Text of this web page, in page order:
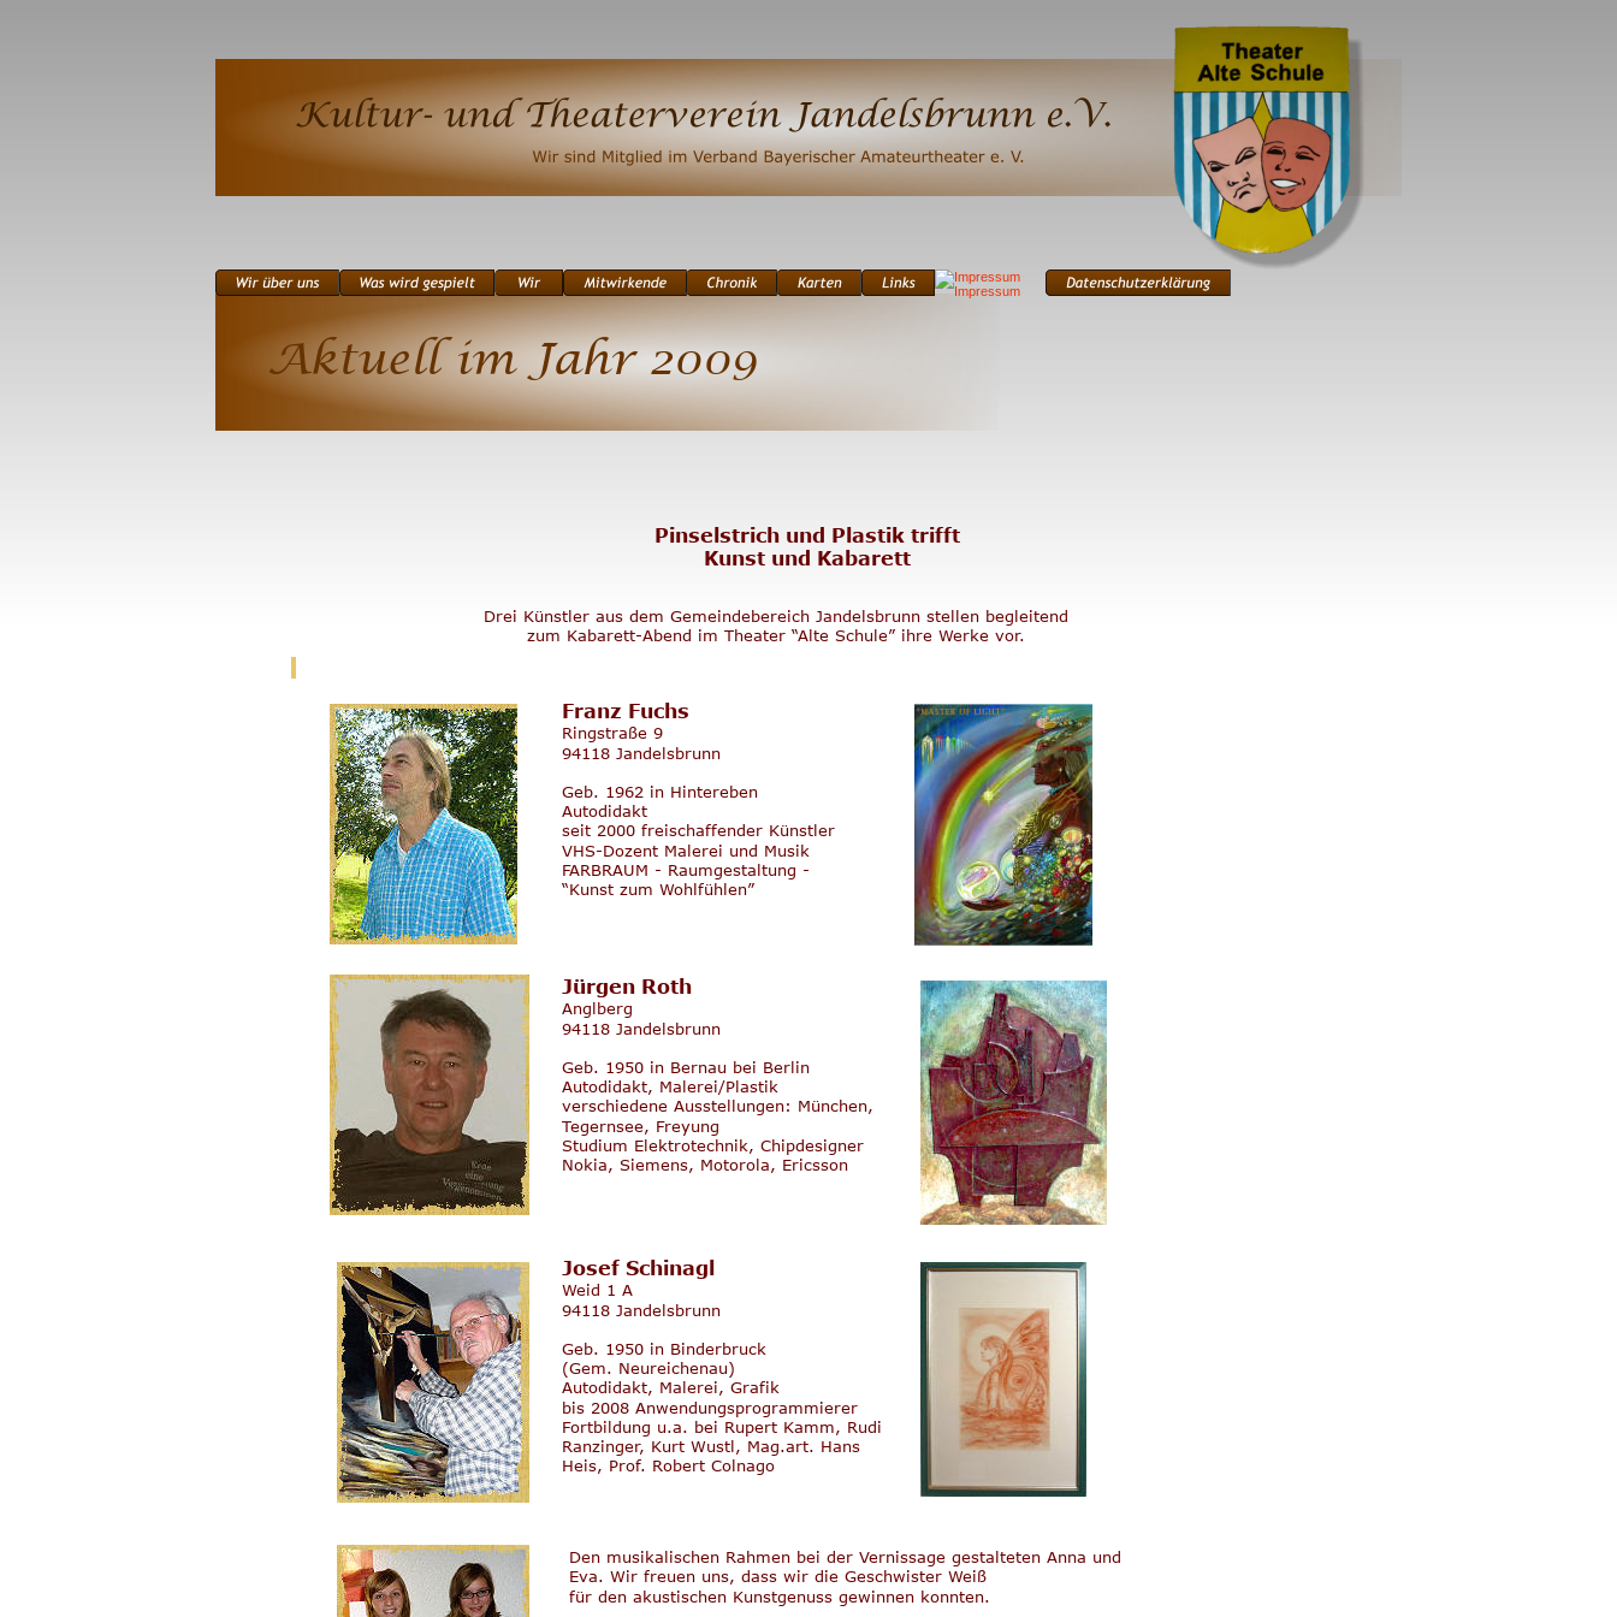
Aktuell im Jahr 2009
Pinselstrich und Plastik trifft
Kunst und Kabarett
Franz Fuchs
Ringstraße 9
94118 Jandelsbrunn
Geb. 1962 in Hintereben
Autodidakt
seit 2000 freischaffender Künstler
VHS-Dozent Malerei und Musik
FARBRAUM - Raumgestaltung -
“Kunst zum Wohlfühlen”
Drei Künstler aus dem Gemeindebereich Jandelsbrunn stellen begleitend
zum Kabarett-Abend im Theater “Alte Schule” ihre Werke vor.
Jürgen Roth
Anglberg
94118 Jandelsbrunn
Geb. 1950 in Bernau bei Berlin
Autodidakt, Malerei/Plastik
verschiedene Ausstellungen: München,
Tegernsee, Freyung
Studium Elektrotechnik, Chipdesigner
Nokia, Siemens, Motorola, Ericsson
Josef Schinagl
Weid 1 A
94118 Jandelsbrunn
Geb. 1950 in Binderbruck
(Gem. Neureichenau)
Autodidakt, Malerei, Grafik
bis 2008 Anwendungsprogrammierer
Fortbildung u.a. bei Rupert Kamm, Rudi
Ranzinger, Kurt Wustl, Mag.art. Hans
Heis, Prof. Robert Colnago
Den musikalischen Rahmen bei der Vernissage gestalteten Anna und
Eva. Wir freuen uns, dass wir die Geschwister Weiß
für den akustischen Kunstgenuss gewinnen konnten.